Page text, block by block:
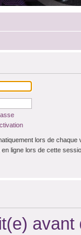
lors de chaque
ligne lors de cette
avant